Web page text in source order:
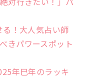
！大人気占い師
きパワースポット
年巳年のラッキ